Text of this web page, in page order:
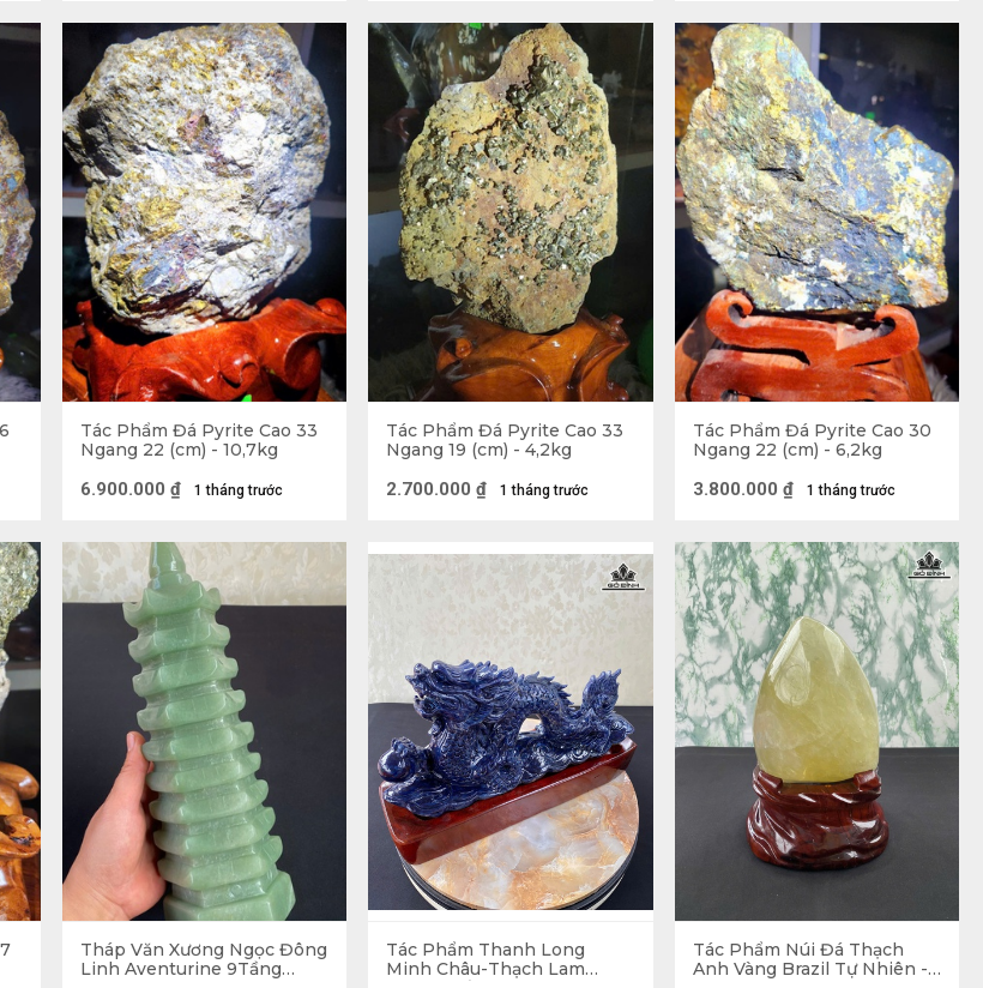
Tượng Đá Phong Thủy mang lại nhiều ưu điểm tuyệt vời
Đá Phong Thủy
đã được đặc biệt quan tâm và ảnh hưởng ít nhiều đến vận mệnh con người. Đặc biệt, ở Việt Nam,
mà Đá Phong Thủy mang lại:
sẽ giúp xua tan đi, hoá giải những điều xui rủi, không may mắn đang quấy rầy xung quanh bạn,
được bình yên. Để có được tác dụng này, bạn có thể quan tâm đến các mẫu tượng voi đá, tượng
Tác Phẩm Đá Pyrite Cao 33
Ngang 22 (cm) - 10,7kg
1 tháng trước
6.900.000 ₫
Tác Phẩm Đá Pyrite Cao 33
Ngang 19 (cm) - 4,2kg
1 tháng trước
2.700.000 ₫
Tác Phẩm Đá Pyrite Cao 30
Ngang 22 (cm) - 6,2kg
1 tháng trước
3.800.000 ₫
Tháp Văn Xương Ngọc Đông
Linh Aventurine 9Tầng
Tác Phẩm Thanh Long
Minh Châu-Thạch Lam
Tác Phẩm Núi Đá Thạch
Anh Vàng Brazil Tự Nhiên -